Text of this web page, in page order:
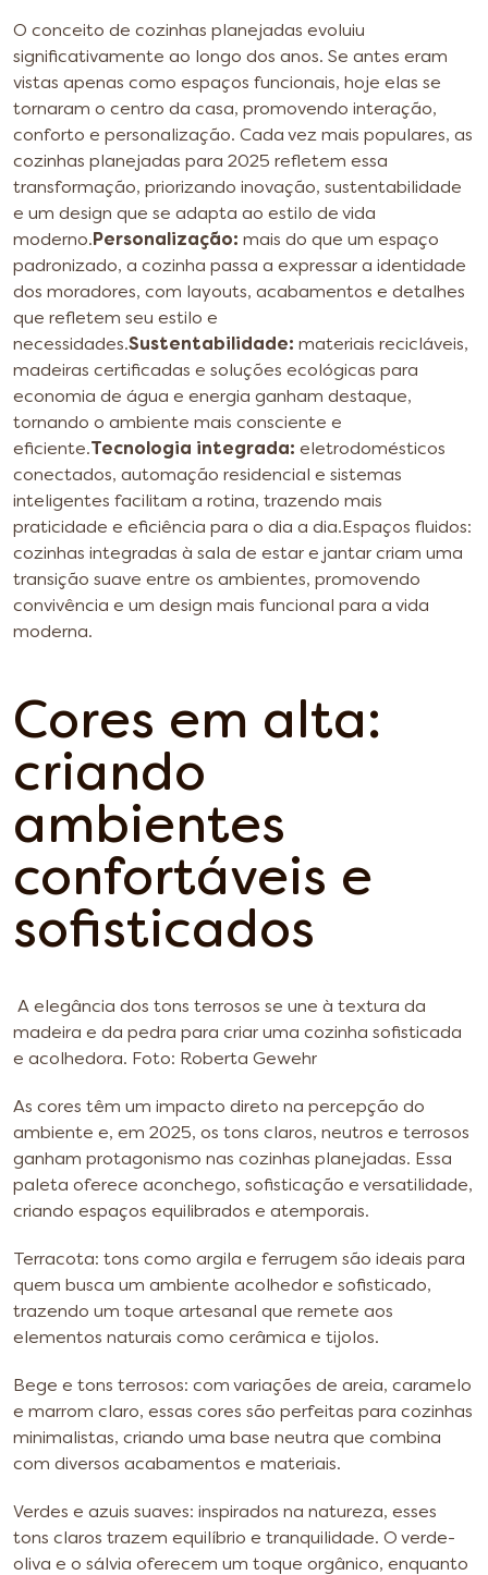
O conceito de cozinhas planejadas evoluiu
significativamente ao longo dos anos. Se antes eram
vistas apenas como espaços funcionais, hoje elas se
tornaram o centro da casa, promovendo interação,
conforto e personalização. Cada vez mais populares, as
cozinhas planejadas para 2025 refletem essa
transformação, priorizando inovação, sustentabilidade
e um design que se adapta ao estilo de vida
moderno.Personalização: mais do que um espaço
padronizado, a cozinha passa a expressar a identidade
dos moradores, com layouts, acabamentos e detalhes
que refletem seu estilo e
necessidades.Sustentabilidade: materiais recicláveis,
madeiras certificadas e soluções ecológicas para
economia de água e energia ganham destaque,
tornando o ambiente mais consciente e
eficiente.Tecnologia integrada: eletrodomésticos
conectados, automação residencial e sistemas
inteligentes facilitam a rotina, trazendo mais
praticidade e eficiência para o dia a dia.Espaços fluidos:
cozinhas integradas à sala de estar e jantar criam uma
transição suave entre os ambientes, promovendo
convivência e um design mais funcional para a vida
moderna.
Cores em alta:
criando
ambientes
confortáveis e
sofisticados
A elegância dos tons terrosos se une à textura da
madeira e da pedra para criar uma cozinha sofisticada
e acolhedora. Foto: Roberta Gewehr
As cores têm um impacto direto na percepção do
ambiente e, em 2025, os tons claros, neutros e terrosos
ganham protagonismo nas cozinhas planejadas. Essa
paleta oferece aconchego, sofisticação e versatilidade,
criando espaços equilibrados e atemporais.
Terracota: tons como argila e ferrugem são ideais para
quem busca um ambiente acolhedor e sofisticado,
trazendo um toque artesanal que remete aos
elementos naturais como cerâmica e tijolos.
Bege e tons terrosos: com variações de areia, caramelo
e marrom claro, essas cores são perfeitas para cozinhas
minimalistas, criando uma base neutra que combina
com diversos acabamentos e materiais.
Verdes e azuis suaves: inspirados na natureza, esses
tons claros trazem equilíbrio e tranquilidade. O verde-
oliva e o sálvia oferecem um toque orgânico, enquanto